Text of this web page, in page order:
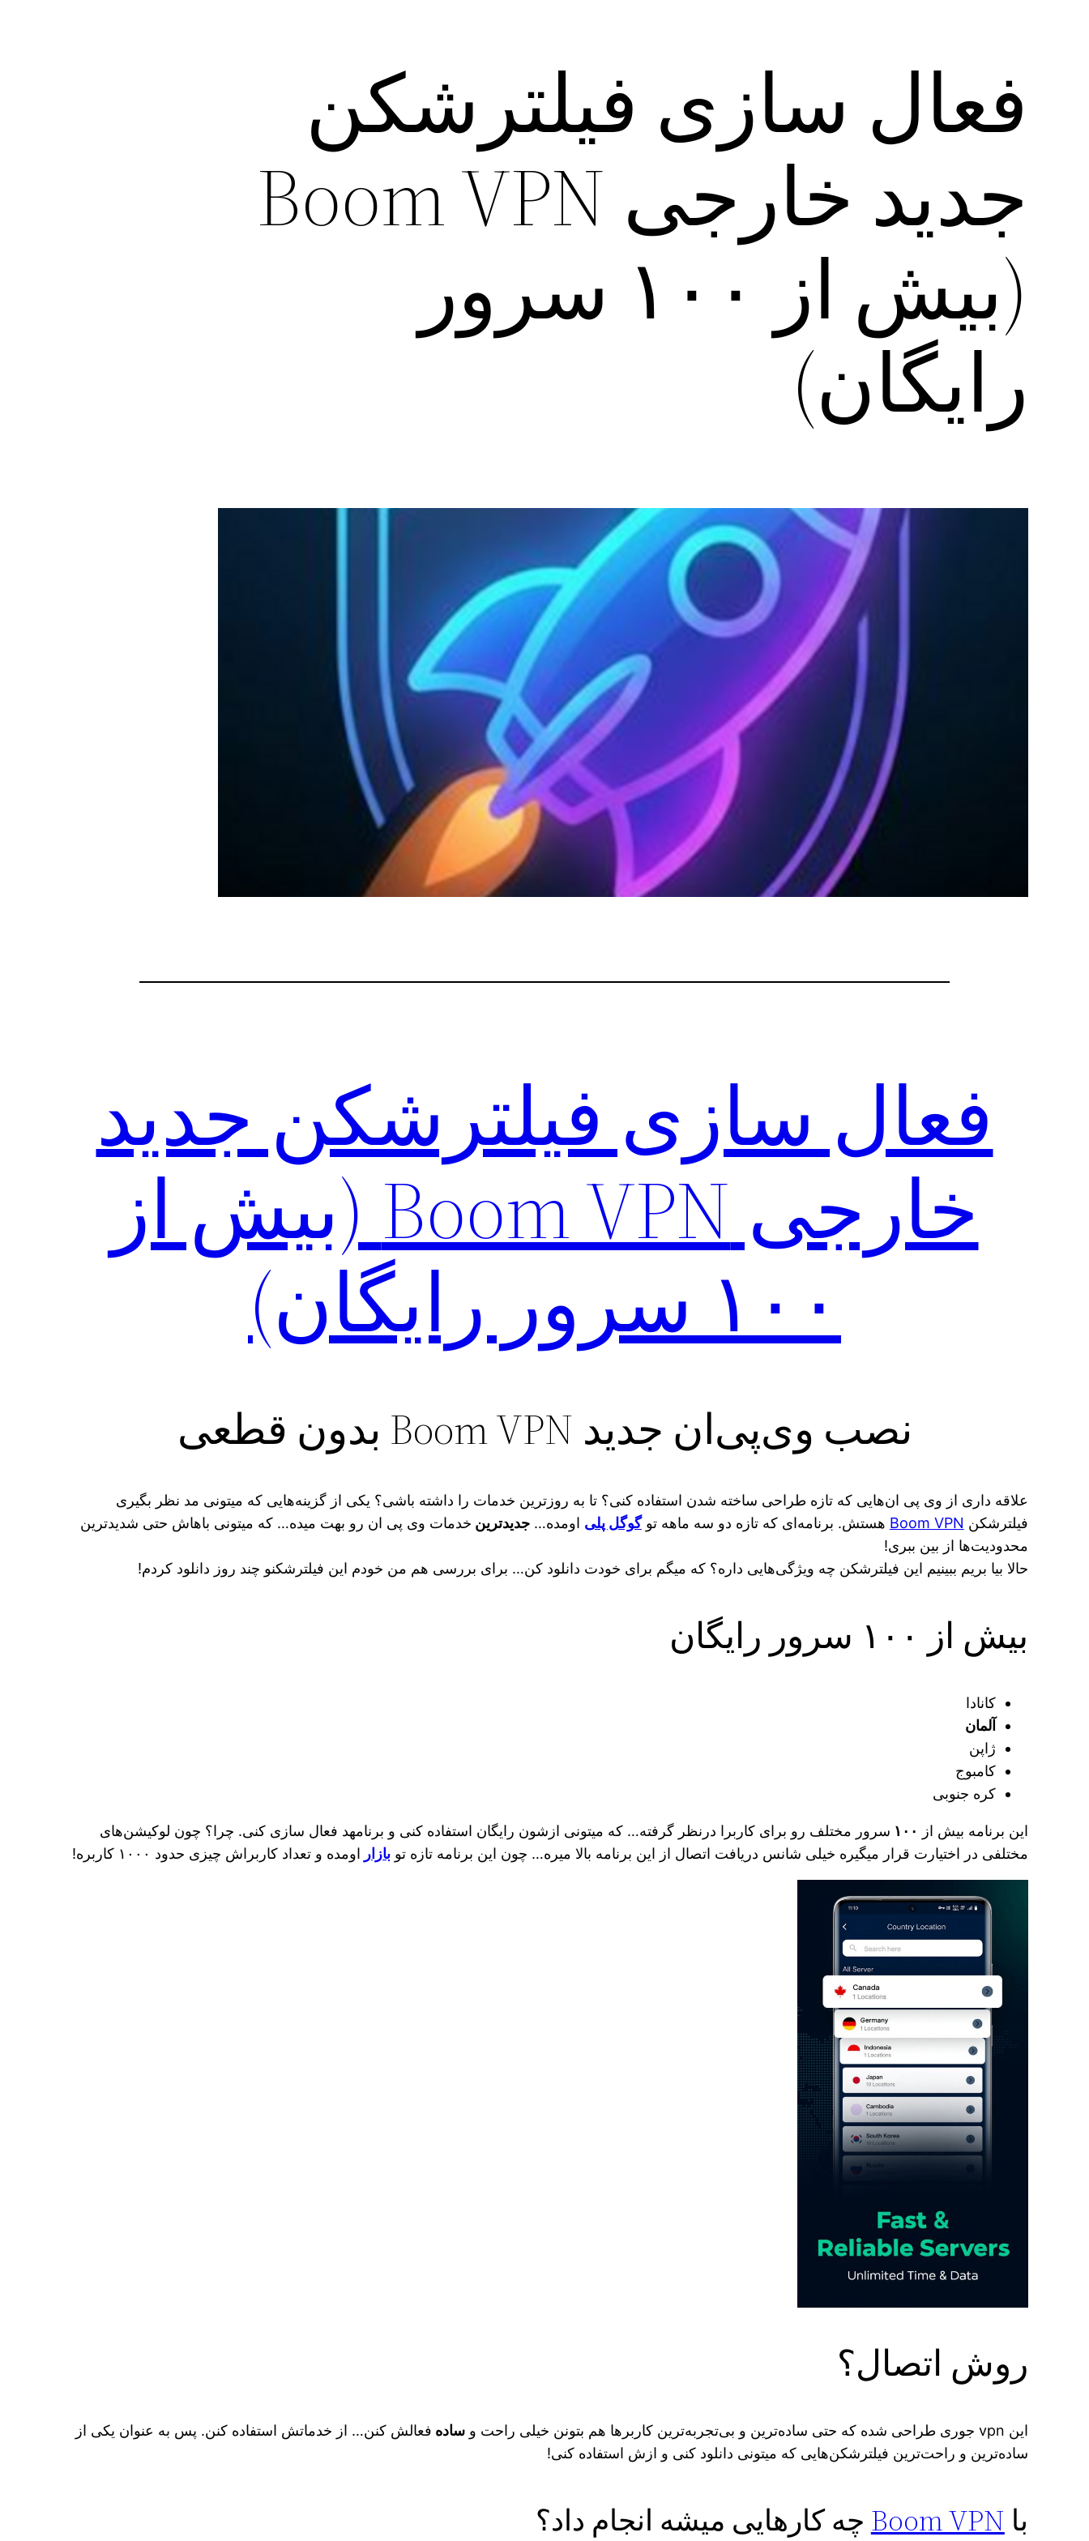
فعال سازی فیلترشکن
جدید خارجی Boom VPN
(بیش از ۱۰۰ سرور
رایگان)
فعال سازی فیلترشکن جدید
خارجی Boom VPN (بیش از
۱۰۰ سرور رایگان)
نصب وی‌پی‌ان جدید Boom VPN بدون قطعی
علاقه داری از وی پی ان‌هایی که تازه طراحی ساخته شدن استفاده کنی؟ تا به روزترین خدمات را داشته باشی؟ یکی از گزینه‌هایی که میتونی مد نظر بگیری
فیلترشکن Boom VPN هستش. برنامه‌ای که تازه دو سه ماهه توگوگل پلی اومده…جدیدترین خدمات وی پی ان رو بهت میده… که میتونی باهاش حتی شدیدترین
محدودیت‌ها از بین ببری!
حالا بیا بریم ببینیم این فیلترشکن چه ویژگی‌هایی داره؟ که میگم برای خودت دانلود کن… برای بررسی هم من خودم این فیلترشکنو چند روز دانلود کردم!
بیش از ۱۰۰ سرور رایگان
کانادا
آلمان
ژاپن
کامبوج
کره جنوبی
این برنامه بیش از ۱۰۰ سرور مختلف رو برای کاربرا درنظر گرفته… که میتونی ازشون رایگان استفاده کنی و برنامهد فعال سازی کنی. چرا؟ چون لوکیشن‌های
مختلفی در اختیارت قرار میگیره خیلی شانس دریافت اتصال از این برنامه بالا میره… چون این برنامه تازه توبازار اومده و تعداد کاربراش چیزی حدود ۱۰۰۰ کاربره!
روش اتصال؟
این vpn جوری طراحی شده که حتی ساده‌ترین و بی‌تجربه‌ترین کاربرها هم بتونن خیلی راحت و ساده فعالش کنن… از خدماتش استفاده کنن. پس به عنوان یکی از
ساده‌ترین و راحت‌ترین فیلترشکن‌هایی که میتونی دانلود کنی و ازش استفاده کنی!
با Boom VPN چه کارهایی میشه انجام داد؟